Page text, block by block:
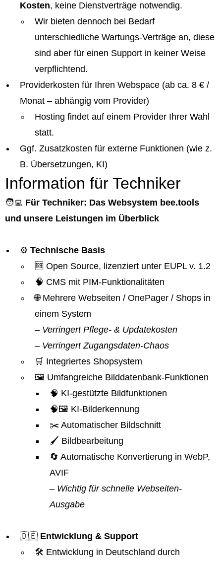
Kosten, keine Dienstverträge notwendig.
Wir bieten dennoch bei Bedarf
unterschiedliche Wartungs-Verträge an, diese
sind aber für einen Support in keiner Weise
verpflichtend.
Providerkosten für Ihren Webspace (ab ca. 8 € /
Monat – abhängig vom Provider)
Hosting findet auf einem Provider Ihrer Wahl
statt.
Ggf. Zusatzkosten für externe Funktionen (wie z.
B. Übersetzungen, KI)
Information für Techniker
🧑‍💻 Für Techniker: Das Websystem bee.tools
und unsere Leistungen im Überblick
⚙️ Technische Basis
🆓 Open Source, lizenziert unter EUPL v. 1.2
🧠 CMS mit PIM-Funktionalitäten
🌐 Mehrere Webseiten / OnePager / Shops in
einem System
– Verringert Pflege- & Updatekosten
– Verringert Zugangsdaten-Chaos
🛒 Integriertes Shopsystem
🖼️ Umfangreiche Bilddatenbank-Funktionen
🧠 KI-gestützte Bildfunktionen
🧠🖼️ KI-Bilderkennung
✂️ Automatischer Bildschnitt
🖌️ Bildbearbeitung
🔄 Automatische Konvertierung in WebP,
AVIF
– Wichtig für schnelle Webseiten-
Ausgabe
🇩🇪 Entwicklung & Support
🛠️ Entwicklung in Deutschland durch